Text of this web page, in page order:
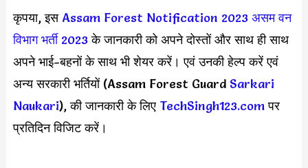
कृपया, इस Assam Forest Notification 2023 असम वन
विभाग भर्ती 2023के जानकारी को अपने दोस्तों और साथ ही साथ
अपने भाई-बहनों के साथ भी शेयर करें। एवं उनकी हेल्प करें एवं
अन्य सरकारी भर्तियों (Assam Forest Guard Sarkari
Naukari), की जानकारी के लिए TechSingh123.comपर
प्रतिदिन विजिट करें।